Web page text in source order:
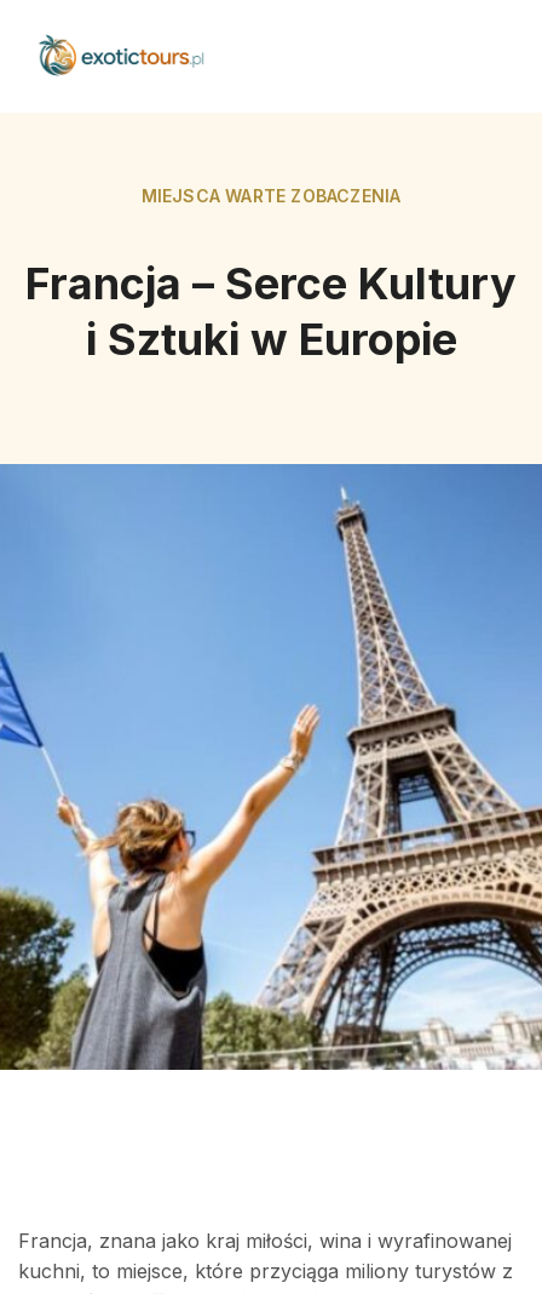
MIEJSCA WARTE ZOBACZENIA
Francja – Serce Kultury
i Sztuki w Europie
Francja, znana jako kraj miłości, wina i wyrafinowanej
kuchni, to miejsce, które przyciąga miliony turystów z